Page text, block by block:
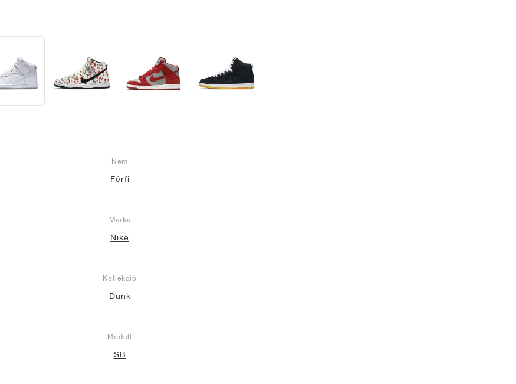
Nem
Férfi
Márka
Nike
Kollekció
Dunk
Modell
SB